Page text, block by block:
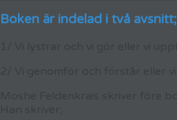
Boken är indelad i två avsnitt;